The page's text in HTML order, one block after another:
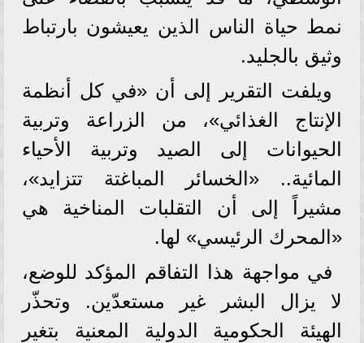
نمط حياة الناس الذين يعيشون بارتباط
وثيق بالجليد.
ويلفت التقرير إلى أن «في كل أنظمة
الإنتاج الغذائي»، من الزراعة وتربية
الحيوانات إلى الصيد وتربية الأحياء
المائية.. «الخسائر المباغتة تتزايد»،
مشيراً إلى أن التقلبات المناخية هي
«المحرك الرئيسي» لها.
في مواجهة هذا التفاقم المؤكد للوضع،
لا يزال البشر غير مستعدّين. وتحذّر
الهيئة الحكومية الدولية المعنية بتغير